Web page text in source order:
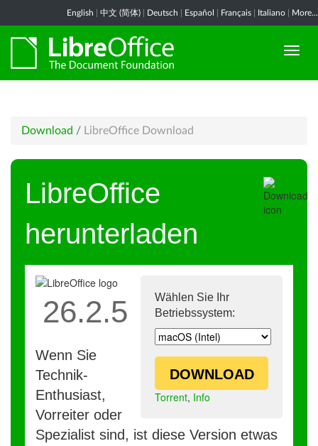
English 中文 (简体) Deutsch Español Français Italiano More...
Download / LibreOffice Download
LibreOffice
herunterladen
Wählen Sie Ihr
Betriebssystem:
DOWNLOAD
Torrent, Info
26.2.5
Wenn Sie
Technik-
Enthusiast,
Vorreiter oder
Spezialist sind, ist diese Version etwas